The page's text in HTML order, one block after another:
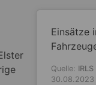
Einsätze
Quelle:
30.08.2023